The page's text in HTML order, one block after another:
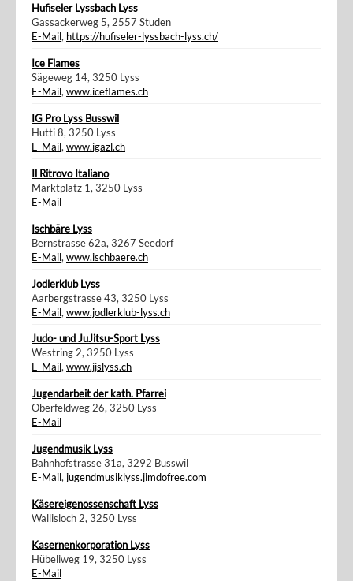
Hufiseler Lyssbach Lyss
Gassackerweg 5, 2557 Studen
E-Mail, https://hufiseler-lyssbach-lyss.ch/
Ice Flames
Sägeweg 14, 3250 Lyss
E-Mail, www.iceflames.ch
IG Pro Lyss Busswil
Hutti 8, 3250 Lyss
E-Mail, www.igazl.ch
Il Ritrovo Italiano
Marktplatz 1, 3250 Lyss
E-Mail
Ischbäre Lyss
Bernstrasse 62a, 3267 Seedorf
E-Mail, www.ischbaere.ch
Jodlerklub Lyss
Aarbergstrasse 43, 3250 Lyss
E-Mail, www.jodlerklub-lyss.ch
Judo- und JuJitsu-Sport Lyss
Westring 2, 3250 Lyss
E-Mail,www.jjslyss.ch
Jugendarbeit der kath. Pfarrei
Oberfeldweg 26, 3250 Lyss
E-Mail
Jugendmusik Lyss
Bahnhofstrasse 31a, 3292 Busswil
E-Mail, jugendmusiklyss.jimdofree.com
Käsereigenossenschaft Lyss
Wallisloch 2, 3250 Lyss
Kasernenkorporation Lyss
Hübeliweg 19, 3250 Lyss
E-Mail